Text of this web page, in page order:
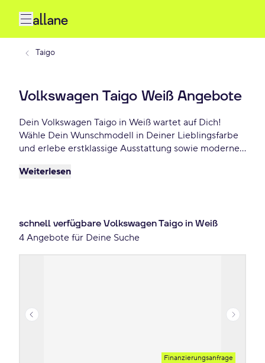
Taigo
Volkswagen Taigo Weiß Angebote
Dein Volkswagen Taigo in Weiß wartet auf Dich!
Wähle Dein Wunschmodell in Deiner Lieblingsfarbe
und erlebe erstklassige Ausstattung sowie modernes
Finanzierungsoptionen und fahre Dein Volkswagen
Weiterlesen
schnell verfügbare Volkswagen Taigo in Weiß
4 Angebote für Deine Suche
Finanzierungsanfrage